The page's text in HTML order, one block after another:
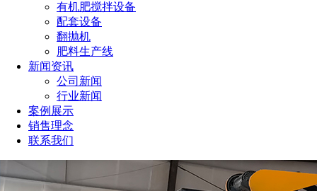
有机肥搅拌设备
配套设备
翻抛机
肥料生产线
新闻资讯
公司新闻
行业新闻
案例展示
销售理念
联系我们